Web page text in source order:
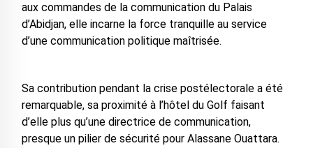
aux commandes de la communication du Palais
d’Abidjan, elle incarne la force tranquille au service
d’une communication politique maîtrisée.
Sa contribution pendant la crise postélectorale a été
remarquable, sa proximité à l’hôtel du Golf faisant
d’elle plus qu’une directrice de communication,
presque un pilier de sécurité pour Alassane Ouattara.